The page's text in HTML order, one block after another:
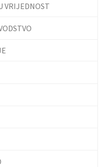
VRIJEDNOST